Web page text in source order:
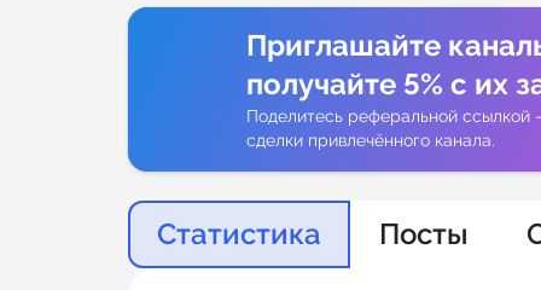
Приглашайте
получайте 5% с их
Поделитесь реферальной ссылкой
сделки привлечённого канала.
Статистика Посты